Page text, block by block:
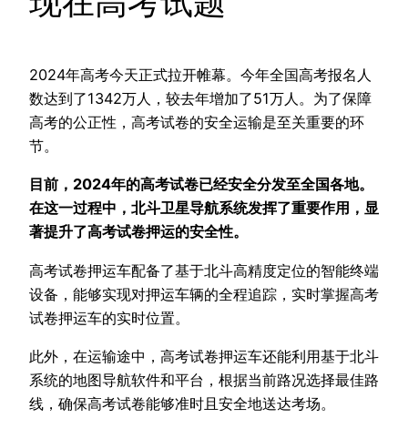
2024年高考今天正式拉开帷幕。今年全国高考报名人
数达到了1342万人，较去年增加了51万人。为了保障
高考的公正性，高考试卷的安全运输是至关重要的环
节。
目前，2024年的高考试卷已经安全分发至全国各地。
在这一过程中，北斗卫星导航系统发挥了重要作用，显
著提升了高考试卷押运的安全性。
高考试卷押运车配备了基于北斗高精度定位的智能终端
设备，能够实现对押运车辆的全程追踪，实时掌握高考
试卷押运车的实时位置。
此外，在运输途中，高考试卷押运车还能利用基于北斗
系统的地图导航软件和平台，根据当前路况选择最佳路
线，确保高考试卷能够准时且安全地送达考场。